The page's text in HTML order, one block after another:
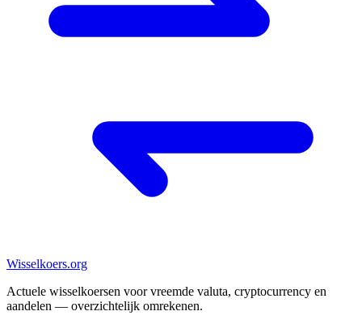
Wisselkoers.org
Actuele wisselkoersen voor vreemde valuta, cryptocurrency en
aandelen — overzichtelijk omrekenen.